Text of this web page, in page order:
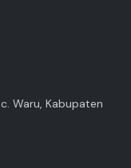
Waru, Kabupaten